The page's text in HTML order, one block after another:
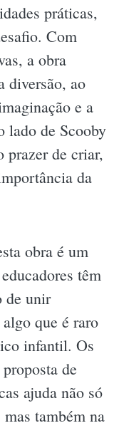
práticas,
Com
a obra
diversão, ao
e a
lado de Scooby
prazer de criar,
da
obra é um
têm
de unir
que é raro
infantil. Os
de
ajuda não só
também na